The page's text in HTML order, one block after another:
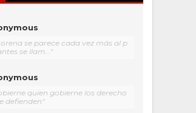
se parece cada vez más al p
se llam..."
quien gobierne los derecho
defienden"